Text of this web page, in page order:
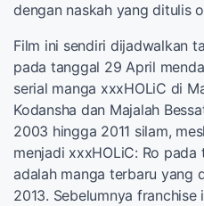
dengan naskah yang ditulis
Film ini sendiri dijadwalkan
pada tanggal 29 April
serial manga xxxHOLiC di
Kodansha dan Majalah
2003 hingga 2011 silam,
menjadi xxxHOLiC: Ro
adalah manga terbaru yang
2013. Sebelumnya